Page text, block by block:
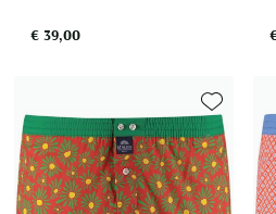
€ 39,00